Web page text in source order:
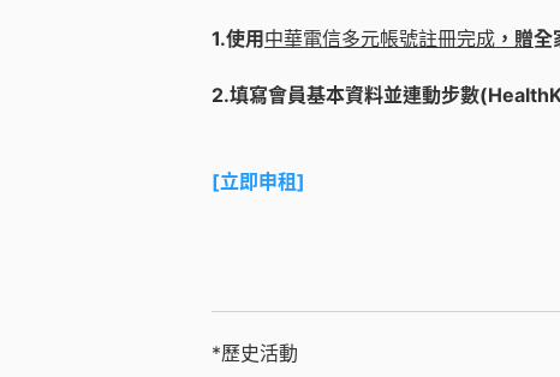
1.使用中華電信多元帳號註冊完成 ，贈全
2.填寫會員基本資料並連動步數
[立即申租]
*歷史活動